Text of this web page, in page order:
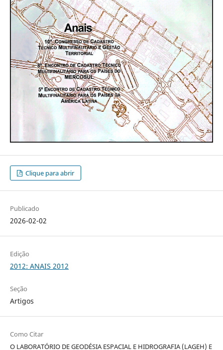
Clique para abrir
Publicado
2026-02-02
Edição
2012: ANAIS 2012
Seção
Artigos
Como Citar
O LABORATÓRIO DE GEODÉSIA ESPACIAL E HIDROGRAFIA (LAGEH) E